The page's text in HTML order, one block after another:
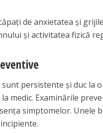
de anxietatea și
și activitatea fizică
persistente și duc la
medic. Examinările
simptomelor. Unele